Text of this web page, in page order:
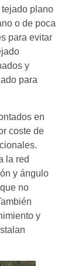
plano
o de poca
para evitar
y
para
en
coste de
la red
y ángulo
no
y